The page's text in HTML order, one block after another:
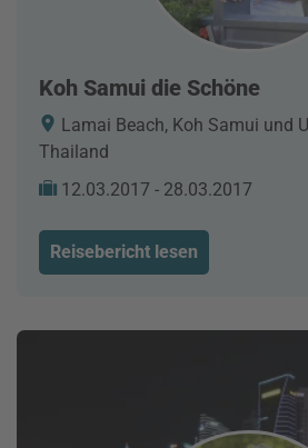
Koh Samui die Schöne
Lamai Beach, Koh Samui und
Thailand
12.03.2017 - 28.03.2017
Reisebericht lesen